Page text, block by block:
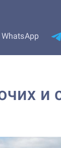
WhatsApp
и